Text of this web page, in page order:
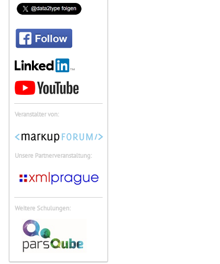
Veranstalter von:
Unsere Partnerveranstaltung:
Weitere Schulungen: